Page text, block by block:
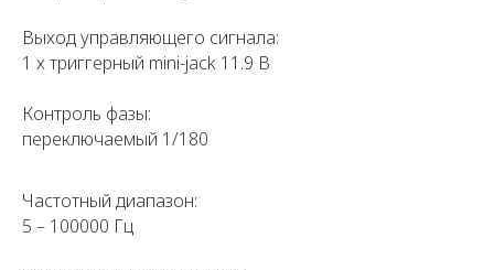
Выход управляющего сигнала:
1 х триггерный mini-jack 11.9 В
Контроль фазы:
переключаемый 1/180
Частотный диапазон:
5 – 100000 Гц